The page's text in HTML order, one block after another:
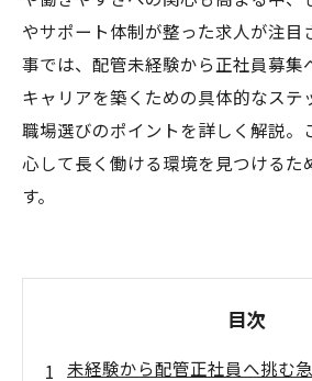
やサポート体制が整った求人が注目
事では、配管未経験から正社員募集
キャリアを築くための具体的なステ
職場選びのポイントを詳しく解説。
心して長く働ける環境を見つけるた
す。
目次
未経験から配管正社員へ挑む